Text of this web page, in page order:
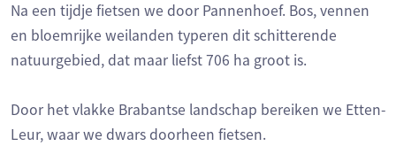
Na een tijdje fietsen we door Pannenhoef. Bos, vennen
en bloemrijke weilanden typeren dit schitterende
natuurgebied, dat maar liefst 706 ha groot is.
Door het vlakke Brabantse landschap bereiken we Etten-
Leur, waar we dwars doorheen fietsen.